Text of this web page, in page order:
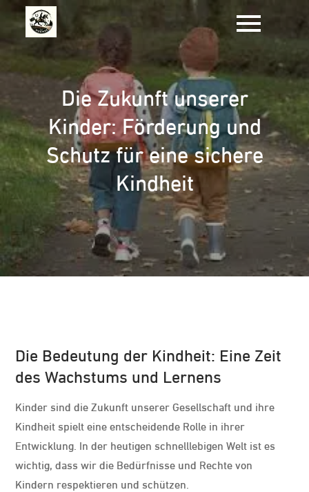
Inhalt
springen
Die Zukunft unserer
Kinder: Förderung und
Schutz für eine sichere
Kindheit
Die Bedeutung der Kindheit: Eine Zeit
des Wachstums und Lernens
Kinder sind die Zukunft unserer Gesellschaft und ihre
Kindheit spielt eine entscheidende Rolle in ihrer
Entwicklung. In der heutigen schnelllebigen Welt ist es
wichtig, dass wir die Bedürfnisse und Rechte von
Kindern respektieren und schützen.